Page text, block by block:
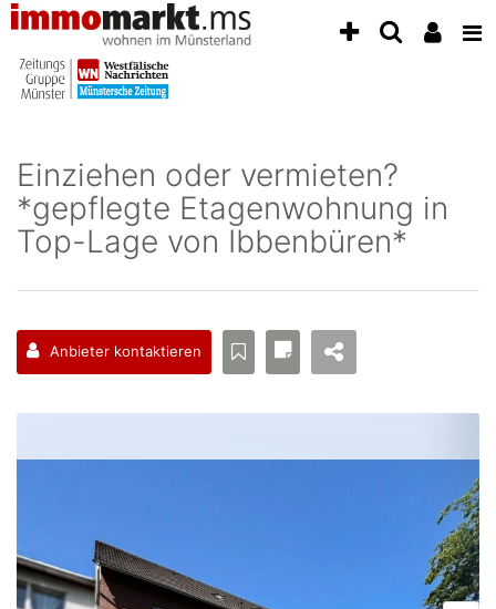
Accessibility
aktivieren
zur
zum
Inhalt
der
Anzeige
Einziehen oder vermieten?
*gepflegte Etagenwohnung in
Top-Lage von Ibbenbüren*
Anbieter kontaktieren